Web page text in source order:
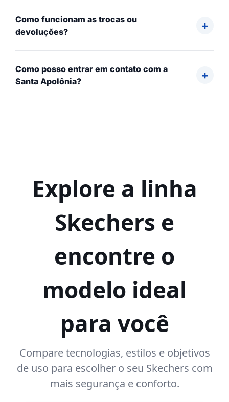
Como funcionam as trocas ou
devoluções?
Como posso entrar em contato com a
Santa Apolônia?
Explore a linha
Skechers e
encontre o
modelo ideal
para você
Compare tecnologias, estilos e objetivos
de uso para escolher o seu Skechers com
mais segurança e conforto.